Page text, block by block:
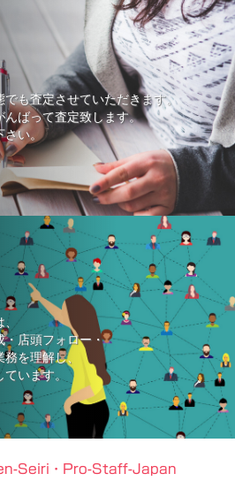
でも査定させていただきます。
んばって査定致します。
さい。
・店頭フォロー・
を理解し、
います。
Seiri・Pro-Staff-Japan